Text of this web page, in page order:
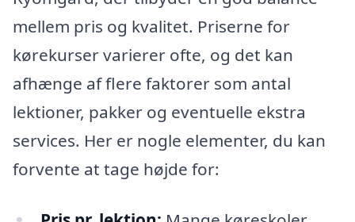
mellem pris og kvalitet. Priserne for
kørekurser varierer ofte, og det kan
afhænge af flere faktorer som antal
lektioner, pakker og eventuelle ekstra
services. Her er nogle elementer, du kan
forvente at tage højde for: